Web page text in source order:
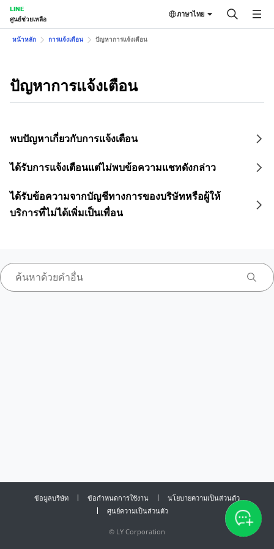
LINE
ศูนย์ช่วยเหลือ
ภาษาไทย
หน้าหลัก การแจ้งเตือน ปัญหาการแจ้งเตือน
ปัญหาการแจ้งเตือน
พบปัญหาเกี่ยวกับการแจ้งเตือน
ได้รับการแจ้งเตือนแต่ไม่พบข้อความแชทดังกล่าว
ได้รับข้อความจากบัญชีทางการของบริษัทหรือผู้ให้
บริการที่ไม่ได้เพิ่มเป็นเพื่อน
ข้อมูลบริษัท ข้อกำหนดการใช้งาน
นโยบายความเป็นส่วนตัว
ศูนย์ความเป็นส่วนตัว
© LY Corporation